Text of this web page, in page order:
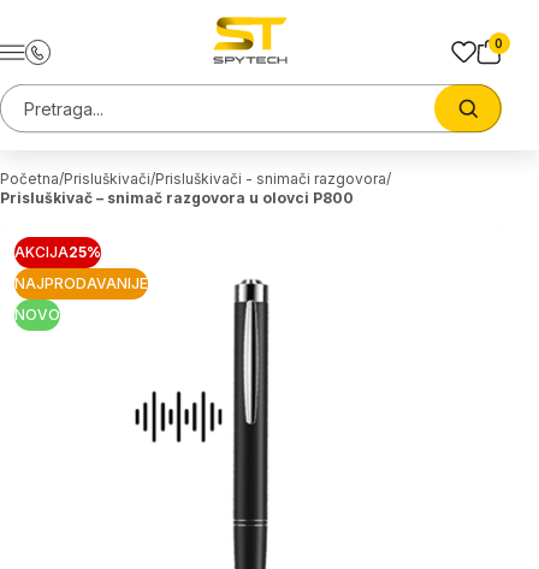
0
Pretraga sajta
Trazi
Početna Prisluškivači Prisluškivači - snimači razgovora
Prisluškivač – snimač razgovora u olovci P800
AKCIJA25%
NAJPRODAVANIJE
NOVO